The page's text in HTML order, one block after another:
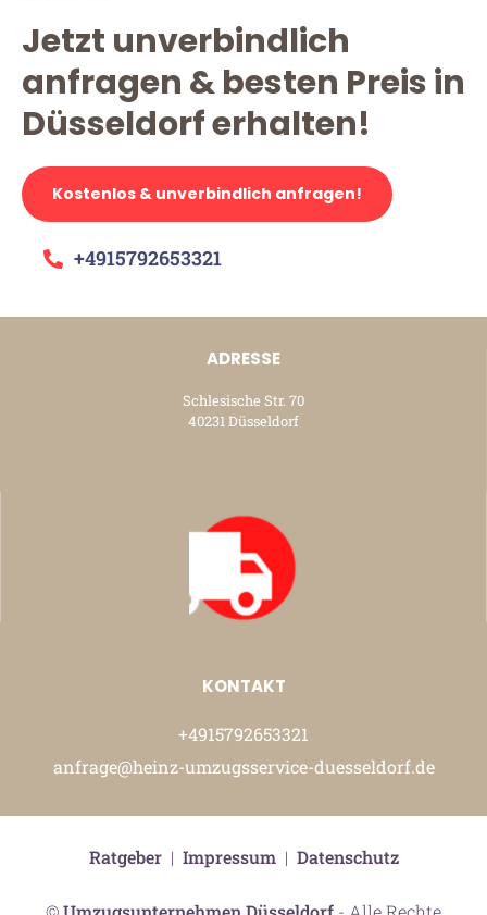
Jetzt unverbindlich
anfragen & besten Preis in
Düsseldorf erhalten!
Kostenlos & unverbindlich anfragen!
+4915792653321
ADRESSE
Schlesische Str. 70
40231 Düsseldorf
KONTAKT
+4915792653321
anfrage@heinz-umzugsservice-duesseldorf.de
Ratgeber| Impressum| Datenschutz